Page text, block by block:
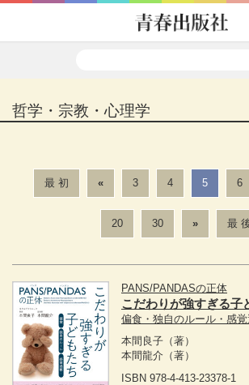
哲学・宗教・心理学
最 初 « 3 4 5 6
20 30 » 最
PANS/PANDASの正体
こだわりが強すぎる子
偏食・独自のルール・感覚
本間良子 （著）
本間龍介 （著）
ISBN 978-4-413-23378-1